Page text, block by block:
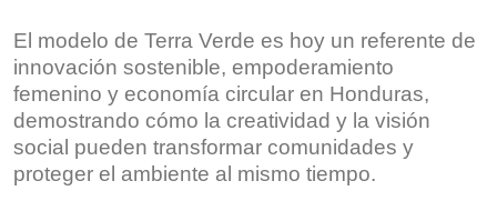
El modelo de Terra Verde es hoy un referente de
innovación sostenible, empoderamiento
femenino y economía circular en Honduras,
demostrando cómo la creatividad y la visión
social pueden transformar comunidades y
proteger el ambiente al mismo tiempo.